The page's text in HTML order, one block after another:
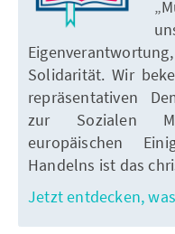
Solidarität. Wir
repräsentativen
zur Sozialen
europäischen
Handelns ist das
Jetzt entdecken,